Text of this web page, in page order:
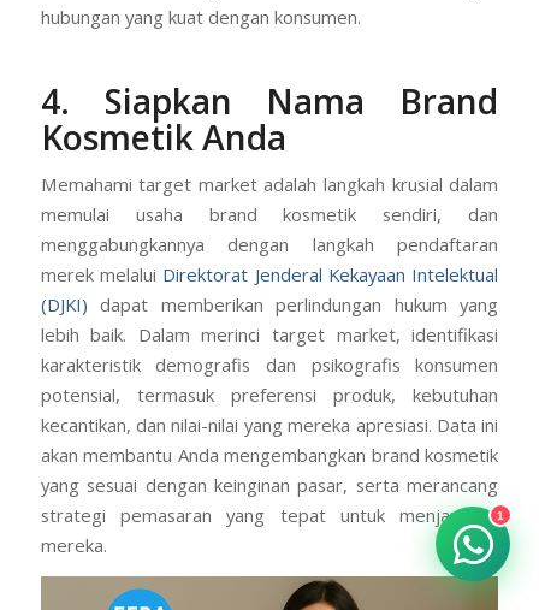
hubungan yang kuat dengan konsumen.
4. Siapkan Nama Brand
Kosmetik Anda
Memahami target market adalah langkah krusial dalam
memulai usaha brand kosmetik sendiri, dan
menggabungkannya dengan langkah pendaftaran
merek melalui Direktorat Jenderal Kekayaan Intelektual
(DJKI) dapat memberikan perlindungan hukum yang
lebih baik. Dalam merinci target market, identifikasi
karakteristik demografis dan psikografis konsumen
potensial, termasuk preferensi produk, kebutuhan
kecantikan, dan nilai-nilai yang mereka apresiasi. Data ini
akan membantu Anda mengembangkan brand kosmetik
yang sesuai dengan keinginan pasar, serta merancang
strategi pemasaran yang tepat untuk menjangkau
mereka.
1